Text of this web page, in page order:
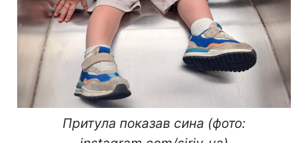
Притула показав сина (фото: